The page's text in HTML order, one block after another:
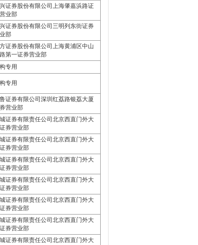
证券股份有限公司上海肇嘉浜路证
业部
证券股份有限公司三明列东街证券
部
证券股份有限公司上海黄浦区中山
第一证券营业部
专用
专用
证券有限公司深圳红荔路银荔大厦
营业部
证券有限责任公司北京西直门外大
券营业部
证券有限责任公司北京西直门外大
券营业部
证券有限责任公司北京西直门外大
券营业部
证券有限责任公司北京西直门外大
券营业部
证券有限责任公司北京西直门外大
券营业部
证券有限责任公司北京西直门外大
券营业部
证券有限责任公司北京西直门外大